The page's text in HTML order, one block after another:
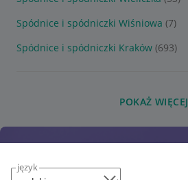
język
Spódnice i spódniczki Wiśniowa (7)
Spódnice i spódniczki Kraków (693)
POKAŻ WIĘCEJ